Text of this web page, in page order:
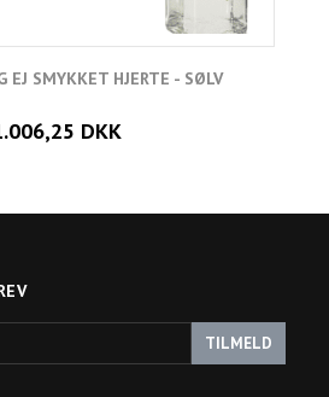
EJ SMYKKET HJERTE - SØLV
DKK
TILMELD